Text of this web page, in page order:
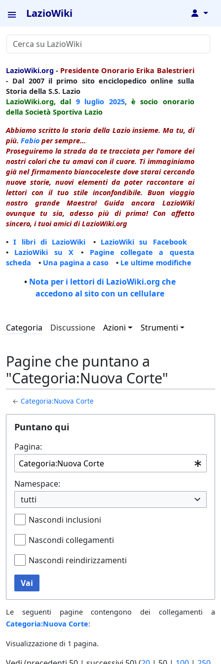
LazioWiki ↓
LazioWiki.org - Presidente Onorario Erika Balestrieri
- Dal 2007 il primo sito enciclopedico online sulla
Storia della S.S. Lazio
LazioWiki.org, dal 9 luglio 2025, è socio onorario
della Società Sportiva Lazio
Abbiamo scritto la storia della Lazio insieme. Ma tu, di
più. Fabio per sempre...
Proseguiremo la strada da te tracciata per l'amore dei
nostri colori che tu amavi con il cuore. Ti immaginiamo
già nel firmamento biancoceleste dove starai cercando
nuove storie, nuovi elementi da poter raccontare ai
lettori con il tuo stile inconfondibile. Buon viaggio
nostro grande Maestro! Guida ancora LazioWiki
ovunque tu sia, adesso più di prima! Con affetto
sincero, i tuoi amici di LazioWiki.org
•I libri di LazioWiki • LazioWiki su Facebook
• LazioWiki su X • Pagine collegate a questa
scheda • Una pagina a caso • Le ultime modifiche
• Nota per i lettori di LazioWiki.org che
accedono al sito con un cellulare
Categoria Discussione Azioni Strumenti
Pagine che puntano a
"Categoria:Nuova Corte"
←Categoria:Nuova Corte
Puntano qui
Pagina:
Namespace:
tutti
Nascondi inclusioni
Nascondi collegamenti
Nascondi reindirizzamenti
Vai
Le seguenti pagine contengono dei collegamenti a
Categoria:Nuova Corte:
Visualizzazione di 1 pagina.